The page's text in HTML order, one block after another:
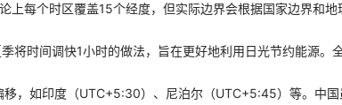
每个时区覆盖15个经度，但实际边界会根据国家边界和地
时间调快1小时的做法，旨在更好地利用日光节约能源。
，如印度（UTC+5:30）、尼泊尔（UTC+5:45）等。中国